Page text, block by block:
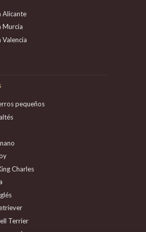
Alicante
Murcia
Valencia
pequeños
Charles
Terrier